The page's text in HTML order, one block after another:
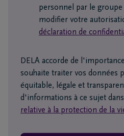
personnel par le groupe
modifier votre
déclaration de
DELA accorde de
souhaite traiter vos données
équitable, légale et
d'informations à ce sujet
relative à la protection de la